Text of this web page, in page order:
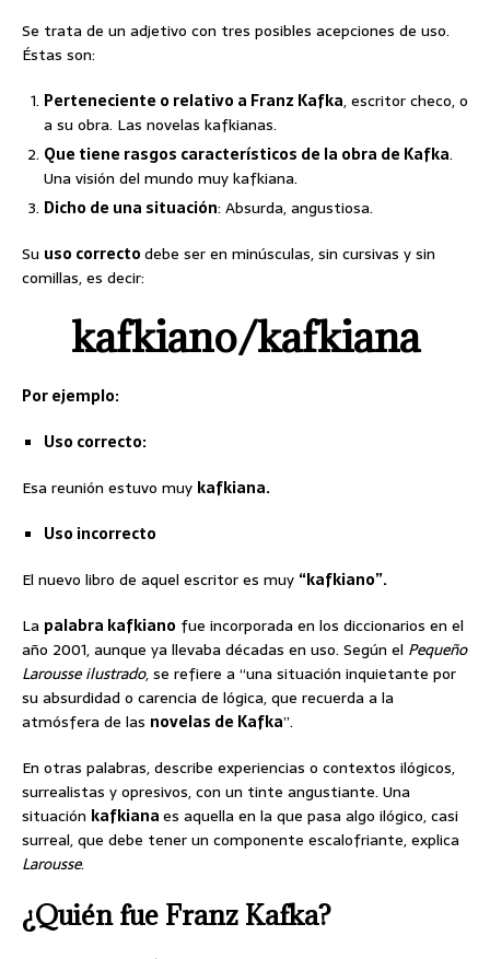
Se trata de un adjetivo con tres posibles acepciones de uso.
Éstas son:
Perteneciente o relativo a Franz Kafka, escritor checo, o
a su obra. Las novelas kafkianas.
Que tiene rasgos característicos de la obra de Kafka.
Una visión del mundo muy kafkiana.
Dicho de una situación: Absurda, angustiosa.
Su uso correctodebe ser en minúsculas, sin cursivas y sin
comillas, es decir:
kafkiano/kafkiana
Por ejemplo:
Uso correcto:
Esa reunión estuvo muy kafkiana.
Uso incorrecto
El nuevo libro de aquel escritor es muy “kafkiano”.
La palabra kafkiano fue incorporada en los diccionarios en el
año 2001, aunque ya llevaba décadas en uso. Según el Pequeño
Larousse ilustrado, se refiere a “una situación inquietante por
su absurdidad o carencia de lógica, que recuerda a la
atmósfera de las novelas de Kafka”.
En otras palabras, describe experiencias o contextos ilógicos,
surrealistas y opresivos, con un tinte angustiante. Una
situación kafkianaes aquella en la que pasa algo ilógico, casi
surreal, que debe tener un componente escalofriante, explica
Larousse.
¿Quién fue Franz Kafka?